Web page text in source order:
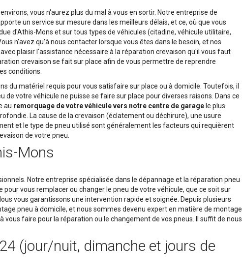
vous n'aurez plus du mal à vous en sortir. Notre entreprise de
un service sur mesure dans les meilleurs délais, et ce, où que vous
d'Athis-Mons et sur tous types de véhicules (citadine, véhicule utilitaire,
n'avez qu'à nous contacter lorsque vous êtes dans le besoin, et nos
plaisir l'assistance nécessaire à la réparation crevaison qu'il vous faut
crevaison se fait sur place afin de vous permettre de reprendre
conditions.
du matériel requis pour vous satisfaire sur place ou à domicile. Toutefois, il
de votre véhicule ne puisse se faire sur place pour diverses raisons. Dans ce
au remorquage de votre véhicule vers notre centre de garage le plus
La cause de la crevaison (éclatement ou déchirure), une usure
et le type de pneu utilisé sont généralement les facteurs qui requièrent
de votre pneu.
Mons
Notre entreprise spécialisée dans le dépannage et la réparation pneu
vous remplacer ou changer le pneu de votre véhicule, que ce soit sur
vous garantissons une intervention rapide et soignée. Depuis plusieurs
pneu à domicile, et nous sommes devenu expert en matière de montage
vous faire pour la réparation ou le changement de vos pneus. Il suffit de nous
(jour/nuit, dimanche et jours de